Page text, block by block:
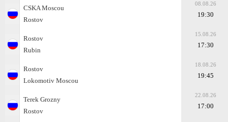
CSKA Moscou
Rostov
08.08.26
19:30
Rostov
Rubin
15.08.26
17:30
Rostov
Lokomotiv Moscou
18.08.26
19:45
Terek Grozny
Rostov
22.08.26
17:00